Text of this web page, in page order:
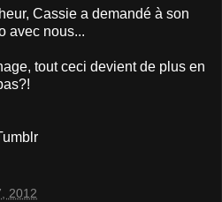
Cassie a demandé à son
avec nous...
tout ceci devient de plus en
2012